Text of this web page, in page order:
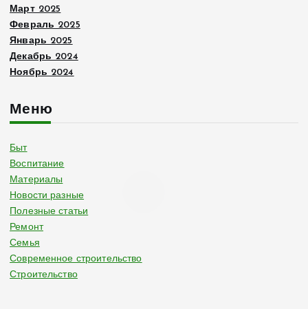
Март 2025
Февраль 2025
Январь 2025
Декабрь 2024
Ноябрь 2024
Меню
Быт
Воспитание
Материалы
Новости разные
Полезные статьи
Ремонт
Семья
Современное строительство
Строительство